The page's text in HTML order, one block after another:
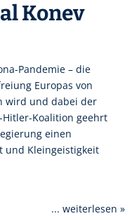
Konev
Pandemie – die
Europas von
wird und dabei der
Koalition geehrt
einen
und Kleingeistigkeit
... weiterlesen »